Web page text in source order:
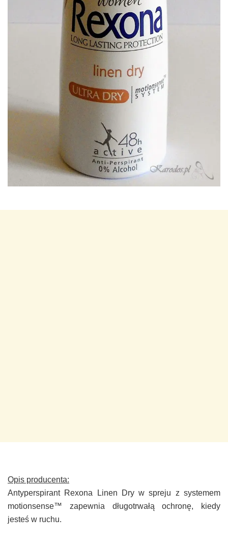
Opis producenta:
Antyperspirant Rexona Linen Dry w spreju z systemem
motionsense™ zapewnia długotrwałą ochronę, kiedy
jesteś w ruchu.